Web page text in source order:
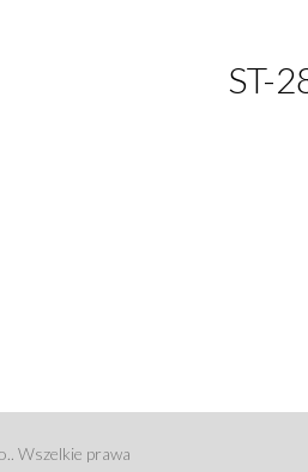
ST-
Wszelkie prawa